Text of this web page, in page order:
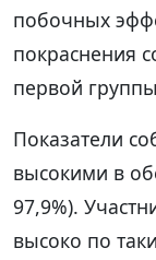
побочных
покраснения
первой
Показатели
высокими в
97,9%).
высоко по